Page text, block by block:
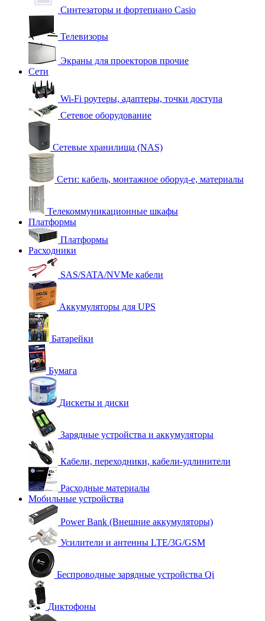
Синтезаторы и фортепиано Casio
Телевизоры
Экраны для проекторов прочие
Сети
Wi-Fi роутеры, адаптеры, точки доступа
Сетевое оборудование
Сетевые хранилища (NAS)
Сети: кабель, монтажное оборуд-е, материалы
Телекоммуникационные шкафы
Платформы
Платформы
Расходники
SAS/SATA/NVMe кабели
Аккумуляторы для UPS
Батарейки
Бумага
Дискеты и диски
Зарядные устройства и аккумуляторы
Кабели, переходники, кабели-удлинители
Расходные материалы
Мобильные устройства
Power Bank (Внешние аккумуляторы)
Усилители и антенны LTE/3G/GSM
Беспроводные зарядные устройства Qi
Диктофоны